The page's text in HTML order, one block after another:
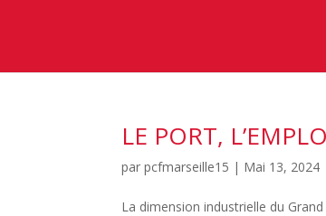
LE PORT,
parpcfmarseille15 | Mai 13, 2024
La dimension industrielle du